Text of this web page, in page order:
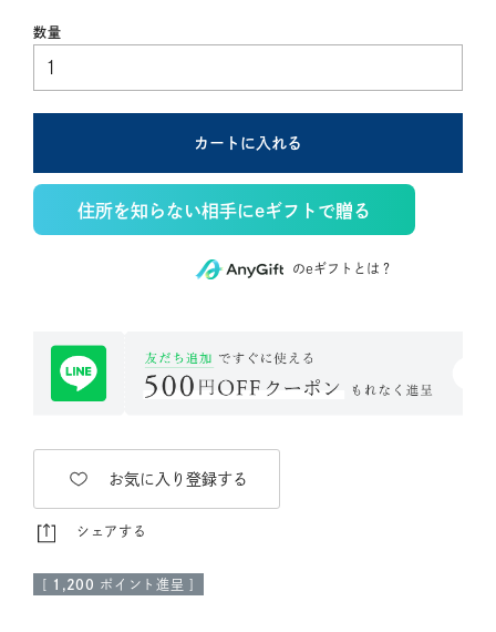
カートに入れる
住所を知らない相手にeギフトで贈る
のeギフトとは？
お気に入り登録する
シェアする
[ 1,200 ポイント進呈 ]